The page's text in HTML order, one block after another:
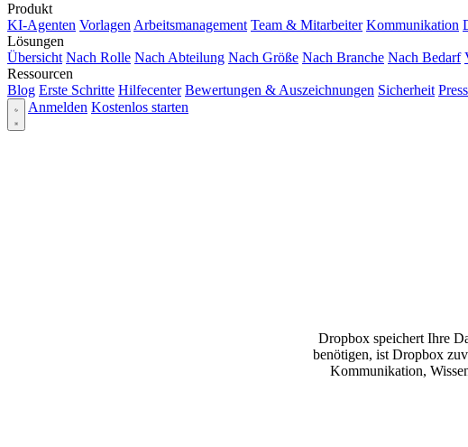
Produkt
KI-Agenten Vorlagen Arbeitsmanagement Team & Mitarbeiter Kommunikation
Lösungen
Übersicht Nach Rolle Nach Abteilung Nach Größe Nach Branche Nach Bedarf
Ressourcen
Blog Erste Schritte Hilfecenter Bewertungen & Auszeichnungen Sicherheit
Anmelden Kostenlos starten
Dropbox speichert Ihre
benötigen, ist Dropbox
Kommunikation,